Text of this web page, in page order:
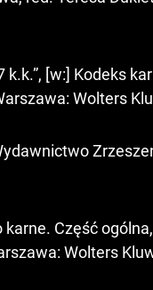
[w:] Kodeks
Wolters
karne. Część
Wolters